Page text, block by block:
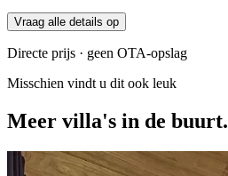
Vraag alle details op
Directe prijs · geen OTA-opslag
Misschien vindt u dit ook leuk
Meer villa's in de buurt.